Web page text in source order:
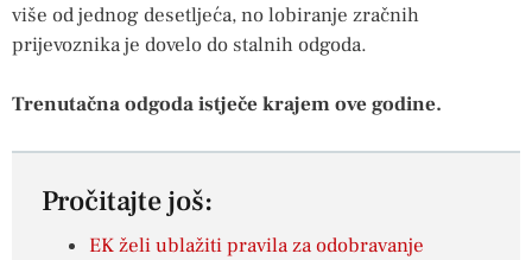
više od jednog desetljeća, no lobiranje zračnih
prijevoznika je dovelo do stalnih odgoda.
Trenutačna odgoda istječe krajem ove godine.
Pročitajte još:
EK želi ublažiti pravila za odobravanje